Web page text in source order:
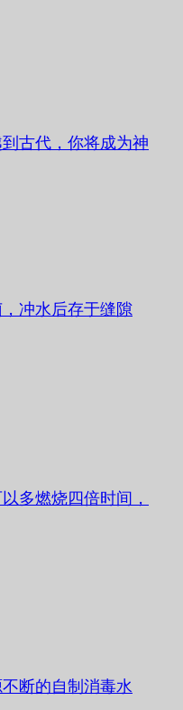
古代，你将成为神
冲水后存于缝隙
多燃烧四倍时间，
断的自制消毒水